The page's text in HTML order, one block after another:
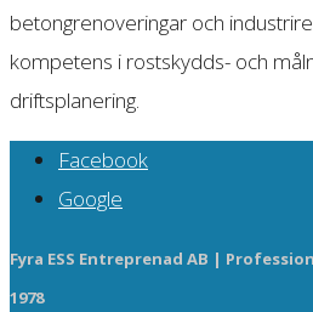
betongrenoveringar och
kompetens i rostskydds- och
driftsplanering.
Facebook
Google
Fyra ESS Entreprenad AB |
1978